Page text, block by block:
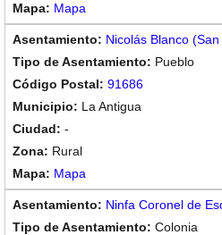
Mapa
Nicolás Blanco
Pueblo
91686
La Antigua
-
Rural
Mapa
Ninfa Coronel de
Colonia